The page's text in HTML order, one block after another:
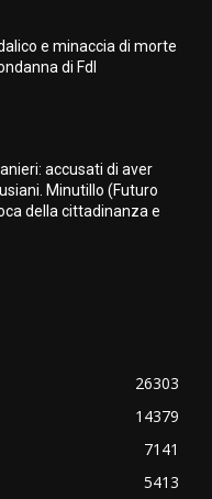
e minaccia di morte
di FdI
accusati di aver
Minutillo (Futuro
della cittadinanza e
26303
14379
7141
5413